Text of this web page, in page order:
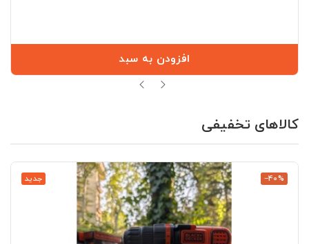
افزودن به سبد
کالاهای تخفیفی
جدید ‎−40%